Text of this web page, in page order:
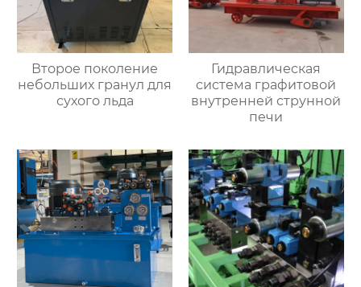
Второе поколение
небольших гранул для
сухого льда
Гидравлическая
система графитовой
внутренней струнной
печи